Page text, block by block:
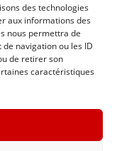
des technologies
aux informations des
nous permettra de
navigation ou les ID
de retirer son
caractéristiques
C
l
u